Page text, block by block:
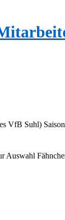
VfB Suhl)
Auswahl